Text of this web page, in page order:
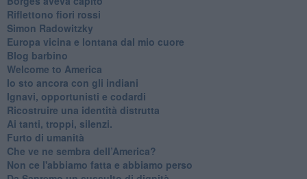
Riflettono fiori rossi
Simon Radowitzky
Europa vicina e lontana dal mio cuore
Blog barbino
Welcome to America
​Io sto ancora con gli indiani
​Ignavi, opportunisti e codardi
Ricostruire una identità distrutta
Ai tanti, troppi, silenzi.
​Furto di umanità
​Che ve ne sembra dell’America?
Non ce l'abbiamo fatta e abbiamo perso